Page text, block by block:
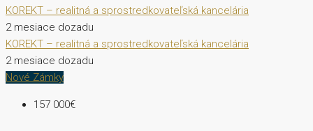
KOREKT – realitná a sprostredkovateľská kancelária
2 mesiace dozadu
KOREKT – realitná a sprostredkovateľská kancelária
2 mesiace dozadu
Nové Zámky
157 000€